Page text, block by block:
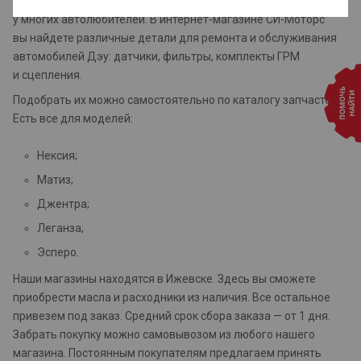
у многих автолюбителей. В интернет-магазине СИ-Моторс
вы найдете различные детали для ремонта и обслуживания
автомобилей Дэу: датчики, фильтры, комплекты ГРМ
и сцепления.
Подобрать их можно самостоятельно по каталогу запчастей.
Есть все для моделей:
Нексия;
Матиз;
Джентра;
Леганза;
Эсперо.
Наши магазины находятся в Ижевске. Здесь вы сможете
приобрести масла и расходники из наличия. Все остальное
привезем под заказ. Средний срок сбора заказа — от 1 дня.
Забрать покупку можно самовывозом из любого нашего
магазина. Постоянным покупателям предлагаем принять